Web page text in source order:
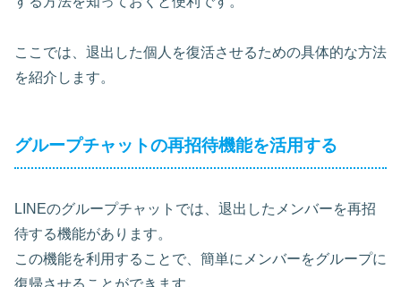
ここでは、退出した個人を復活させるための具体的な方法
を紹介します。
グループチャットの再招待機能を活用する
LINEのグループチャットでは、退出したメンバーを再招
待する機能があります。
この機能を利用することで、簡単にメンバーをグループに
復帰させることができます。